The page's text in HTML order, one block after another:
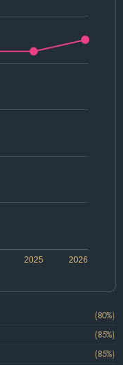
2026
2025
(80%)
(85%)
(85%)